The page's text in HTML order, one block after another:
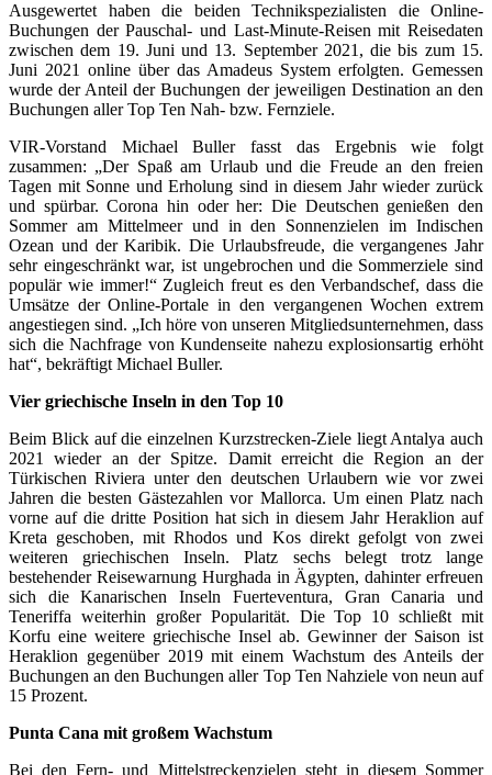
Ausgewertet haben die beiden Technikspezialisten die Online-
Buchungen der Pauschal- und Last-Minute-Reisen mit Reisedaten
zwischen dem 19. Juni und 13. September 2021, die bis zum 15.
Juni 2021 online über das Amadeus System erfolgten. Gemessen
wurde der Anteil der Buchungen der jeweiligen Destination an den
Buchungen aller Top Ten Nah- bzw. Fernziele.
VIR-Vorstand Michael Buller fasst das Ergebnis wie folgt
zusammen: „Der Spaß am Urlaub und die Freude an den freien
Tagen mit Sonne und Erholung sind in diesem Jahr wieder zurück
und spürbar. Corona hin oder her: Die Deutschen genießen den
Sommer am Mittelmeer und in den Sonnenzielen im Indischen
Ozean und der Karibik. Die Urlaubsfreude, die vergangenes Jahr
sehr eingeschränkt war, ist ungebrochen und die Sommerziele sind
populär wie immer!“ Zugleich freut es den Verbandschef, dass die
Umsätze der Online-Portale in den vergangenen Wochen extrem
angestiegen sind. „Ich höre von unseren Mitgliedsunternehmen, dass
sich die Nachfrage von Kundenseite nahezu explosionsartig erhöht
hat“, bekräftigt Michael Buller.
Vier griechische Inseln in den Top 10
Beim Blick auf die einzelnen Kurzstrecken-Ziele liegt Antalya auch
2021 wieder an der Spitze. Damit erreicht die Region an der
Türkischen Riviera unter den deutschen Urlaubern wie vor zwei
Jahren die besten Gästezahlen vor Mallorca. Um einen Platz nach
vorne auf die dritte Position hat sich in diesem Jahr Heraklion auf
Kreta geschoben, mit Rhodos und Kos direkt gefolgt von zwei
weiteren griechischen Inseln. Platz sechs belegt trotz lange
bestehender Reisewarnung Hurghada in Ägypten, dahinter erfreuen
sich die Kanarischen Inseln Fuerteventura, Gran Canaria und
Teneriffa weiterhin großer Popularität. Die Top 10 schließt mit
Korfu eine weitere griechische Insel ab. Gewinner der Saison ist
Heraklion gegenüber 2019 mit einem Wachstum des Anteils der
Buchungen an den Buchungen aller Top Ten Nahziele von neun auf
15 Prozent.
Punta Cana mit großem Wachstum
Bei den Fern- und Mittelstreckenzielen steht in diesem Sommer